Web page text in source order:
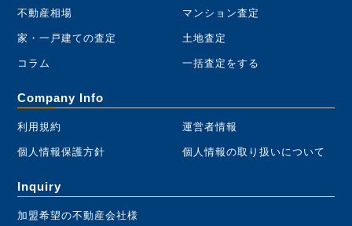
不動産相場 マンション査定
家・一戸建ての査定 土地査定
コラム 一括査定をする
Company Info
利用規約 運営者情報
個人情報保護方針 個人情報の取り扱いについて
Inquiry
加盟希望の不動産会社様